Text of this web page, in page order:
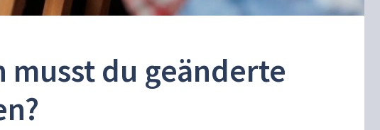
musst du geänderte